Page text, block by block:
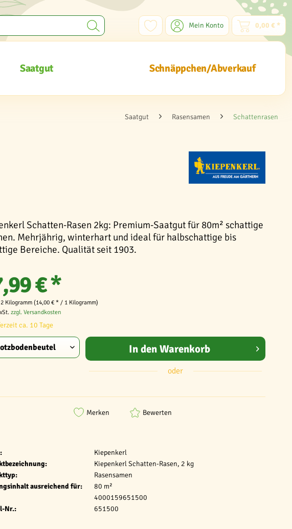
Mein Konto 0,00 € *
Saatgut Schnäppchen/Abverkauf
Saatgut Rasensamen Schattenrasen
Schatten-Rasen 2kg: Premium-Saatgut für 80m² schattige
Mehrjährig, winterhart und ideal für halbschattige bis
Bereiche. Qualität seit 1903.
Kiepenkerl
Kiepenkerl Schatten-Rasen, 2 kg
Rasensamen
ausreichend für:
80 m²
4000159651500
Nr.:
651500
€ *
2 Kilogramm (14,00 € * / 1 Kilogramm)
zzgl. Versandkosten
ca. 10 Tage
In den Warenkorb
oder
Merken Bewerten